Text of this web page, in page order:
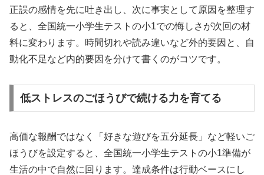
正誤の感情を先に吐き出し、次に事実として原因を整理す
ると、全国統一小学生テストの小1での悔しさが次回の材
料に変わります。時間切れや読み違いなど外的要因と、自
動化不足など内的要因を分けて書くのがコツです。
低ストレスのごほうびで続ける力を育てる
高価な報酬ではなく「好きな遊びを五分延長」など軽いご
ほうびを設定すると、全国統一小学生テストの小1準備が
生活の中で自然に回ります。達成条件は行動ベースにし